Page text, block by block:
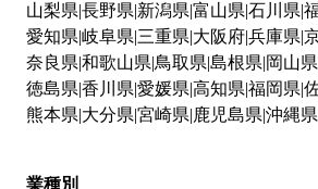
山梨県 長野県 新潟県 富山県 石川県
愛知県 岐阜県 三重県 大阪府兵庫県
奈良県 和歌山県 鳥取県 島根県 岡山県
徳島県 香川県 愛媛県 高知県 福岡県
熊本県 大分県 宮崎県 鹿児島県 沖縄県
業種別